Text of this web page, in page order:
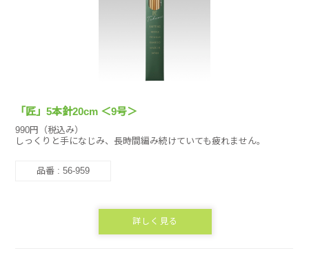
「匠」5本針20cm ＜9号＞
990円（税込み）
しっくりと手になじみ、長時間編み続けていても疲れません。
品番 : 56-959
詳しく見る